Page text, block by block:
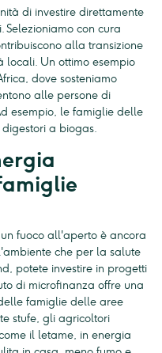
di investire direttamente
Selezioniamo con cura
alla transizione
locali. Un ottimo esempio
dove sosteniamo
alle persone di
esempio, le famiglie delle
a biogas.
fuoco all'aperto è ancora
che per la salute
potete investire in progetti
di microfinanza offre una
famiglie delle aree
stufe, gli agricoltori
il letame, in energia